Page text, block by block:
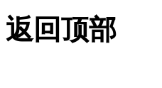
返回顶部